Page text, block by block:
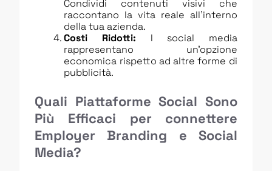
Condividi contenuti visivi che
raccontano la vita reale all’interno
della tua azienda.
Costi Ridotti: I social media
rappresentano un’opzione
economica rispetto ad altre forme di
pubblicità.
Quali Piattaforme Social Sono
Più Efficaci per connettere
Employer Branding e Social
Media?